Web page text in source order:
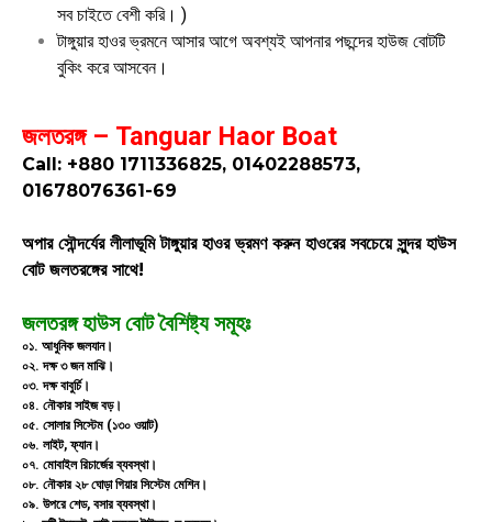
সব চাইতে বেশী করি। )
টাঙ্গুয়ার হাওর ভ্রমনে আসার আগে অবশ্যই আপনার পছন্দের হাউজ বোটটি
বুকিং করে আসবেন।
জলতরঙ্গ – Tanguar Haor Boat
Call: +880 1711336825, 01402288573,
01678076361-69
অপার সৌন্দর্যের লীলাভূমি টাঙ্গুয়ার হাওর ভ্রমণ করুন হাওরের সবচেয়ে সুন্দর হাউস
বোট জলতরঙ্গের সাথে!
জলতরঙ্গহাউস বোটবৈশিষ্ট্য সমূহঃ
০১. আধুনিক জলযান।
০২. দক্ষ ৩ জন মাঝি।
০৩. দক্ষ বাবুর্চি।
০৪. নৌকার সাইজ বড়।
০৫. সোলার সিস্টেম (১৩০ ওয়াট)
০৬. লাইট, ফ্যান।
০৭. মোবাইল রিচার্জের ব্যবস্থা।
০৮. নৌকার ২৮ ঘোড়া গিয়ার সিস্টেম মেশিন।
০৯. উপরে শেড, বসার ব্যবস্থা।